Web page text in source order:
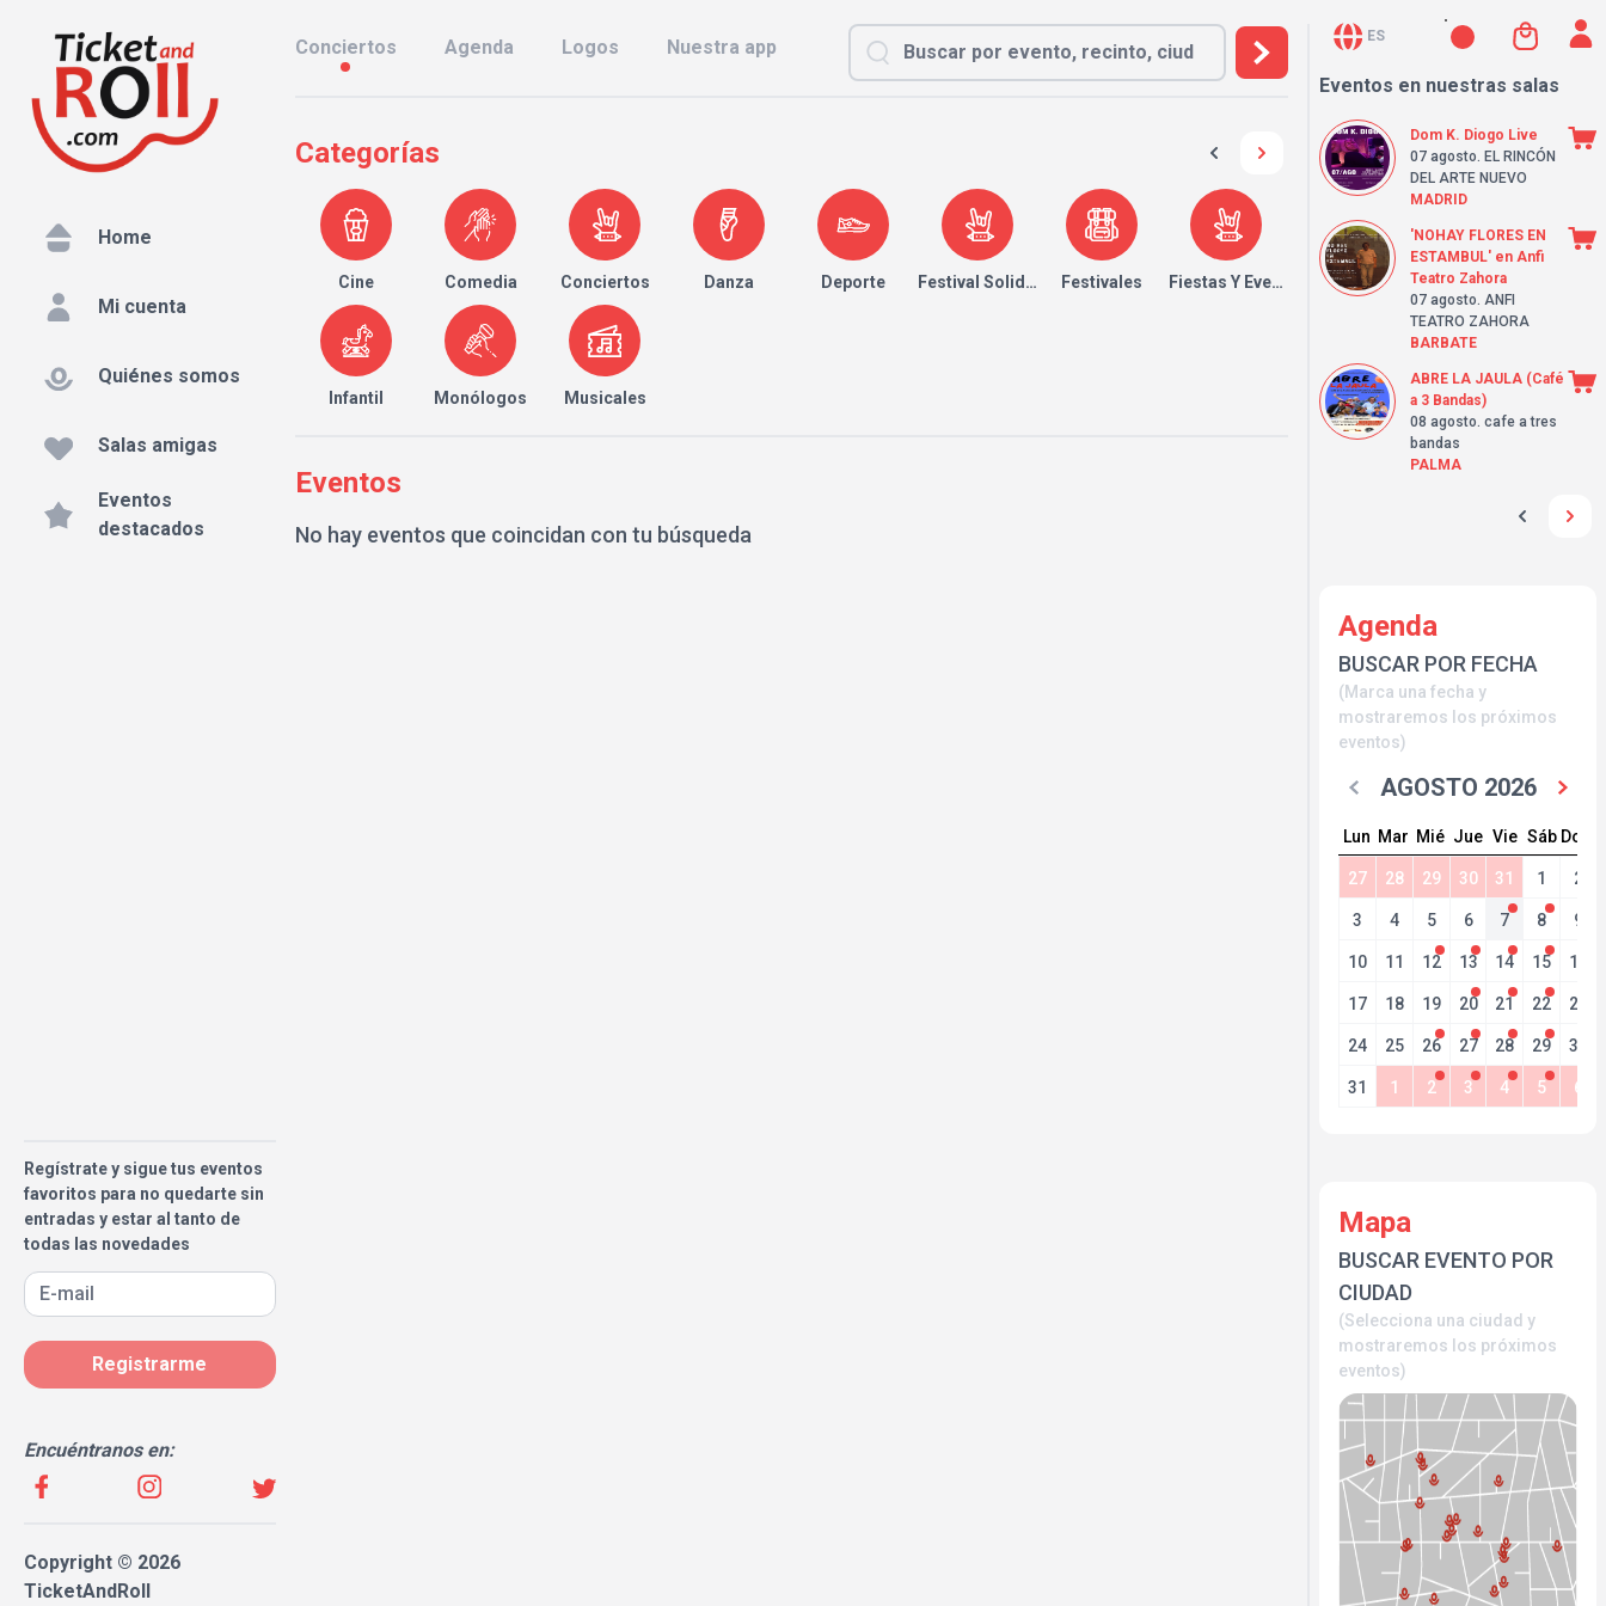
Home
Mi cuenta
Quiénes somos
Salas amigas
Eventos
destacados
Regístrate y sigue tus eventos
favoritos para no quedarte sin
entradas y estar al tanto de
todas las novedades
Registrarme
Encuéntranos en:
Copyright © 2026
TicketAndRoll
Conciertos Agenda Logos Nuestra app
Categorías
Cine Comedia Conciertos Danza Deporte Festival Solidario Festivales Fiestas Y Eventos
Infantil Monólogos Musicales
Eventos
No hay eventos que coincidan con tu búsqueda
ES
Eventos en nuestras salas
Dom K. Diogo Live
07 agosto. EL RINCÓN
DEL ARTE NUEVO
MADRID
'NOHAY FLORES EN
ESTAMBUL' en Anfi
Teatro Zahora
07 agosto. ANFI
TEATRO ZAHORA
BARBATE
ABRE LA JAULA (Café
a 3 Bandas)
08 agosto. cafe a tres
bandas
PALMA
Agenda
BUSCAR POR FECHA
(Marca una fecha y
mostraremos los próximos
eventos)
AGOSTO 2026
Lun Mar Mié Jue Vie Sáb Dom
27 28 29 30 31 1 2
3 4 5 6 7 8 9
10 11 12 13 14 15 16
17 18 19 20 21 22 23
24 25 26 27 28 29 30
31 1 2 3 4 5 6
Mapa
BUSCAR EVENTO POR
CIUDAD
(Selecciona una ciudad y
mostraremos los próximos
eventos)